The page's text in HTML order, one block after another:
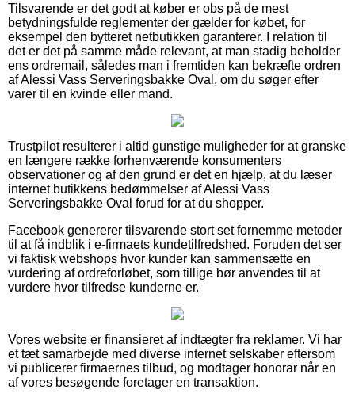
Tilsvarende er det godt at køber er obs på de mest
betydningsfulde reglementer der gælder for købet, for
eksempel den bytteret netbutikken garanterer. I relation til
det er det på samme måde relevant, at man stadig beholder
ens ordremail, således man i fremtiden kan bekræfte ordren
af Alessi Vass Serveringsbakke Oval, om du søger efter
varer til en kvinde eller mand.
Trustpilot resulterer i altid gunstige muligheder for at granske
en længere række forhenværende konsumenters
observationer og af den grund er det en hjælp, at du læser
internet butikkens bedømmelser af Alessi Vass
Serveringsbakke Oval forud for at du shopper.
Facebook genererer tilsvarende stort set fornemme metoder
til at få indblik i e-firmaets kundetilfredshed. Foruden det ser
vi faktisk webshops hvor kunder kan sammensætte en
vurdering af ordreforløbet, som tillige bør anvendes til at
vurdere hvor tilfredse kunderne er.
Vores website er finansieret af indtægter fra reklamer. Vi har
et tæt samarbejde med diverse internet selskaber eftersom
vi publicerer firmaernes tilbud, og modtager honorar når en
af vores besøgende foretager en transaktion.